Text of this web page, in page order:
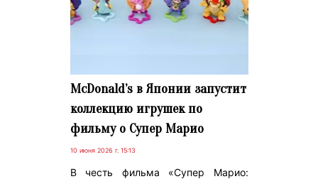
McDonald’s в Японии запустит
коллекцию игрушек по
фильму о Супер Марио
10 июня 2026 г. 15:13
В честь фильма «Супер Марио: